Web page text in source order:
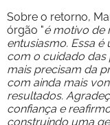
Sobre o retorno,
órgão "é motivo de
entusiasmo. Essa
com o cuidado das
mais precisam da
com ainda mais
resultados.
confiança e
construindo uma